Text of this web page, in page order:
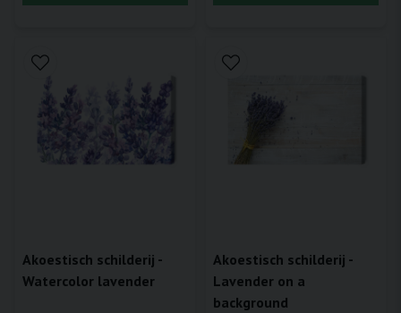
Akoestisch schilderij -
Watercolor lavender
Akoestisch schilderij -
Lavender on a
background